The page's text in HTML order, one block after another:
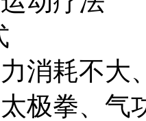
消耗不大
极拳、气